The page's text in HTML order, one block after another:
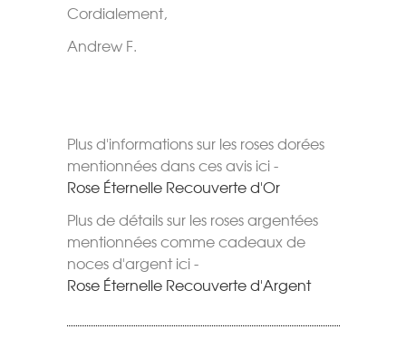
Cordialement,
Andrew F.
Plus d'informations sur les roses dorées
mentionnées dans ces avis ici -
Rose Éternelle Recouverte d'Or
Plus de détails sur les roses argentées
mentionnées comme cadeaux de
noces d'argent ici -
Rose Éternelle Recouverte d'Argent